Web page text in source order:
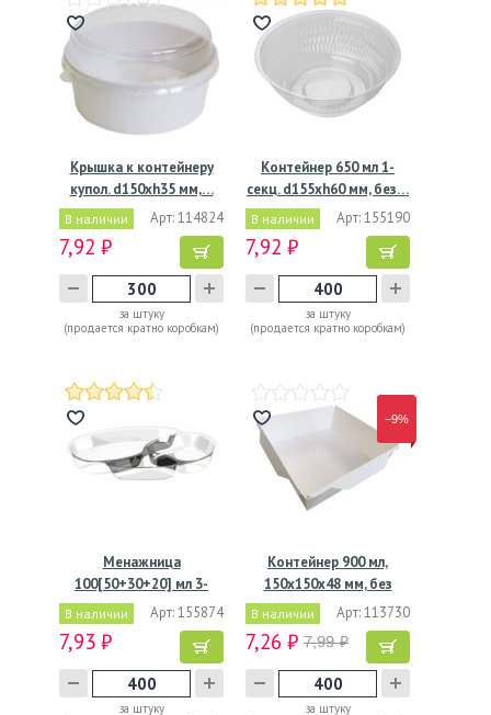
Крышка к контейнеру
купол. d150хh35 мм,…
В наличии Арт: 114824
7,92 ₽
за штуку
(продается кратно коробкам)
Контейнер 650 мл 1-
секц. d155хh60 мм, без…
В наличии Арт: 155190
7,92 ₽
за штуку
(продается кратно коробкам)
Менажница
100[50+30+20] мл 3-
секц. d203хh85…
В наличии Арт: 155874
7,93 ₽
за штуку
−9%
Контейнер 900 мл,
150х150х48 мм, без
окна,…
В наличии Арт: 113730
7,26 ₽ 7,99 ₽
за штуку